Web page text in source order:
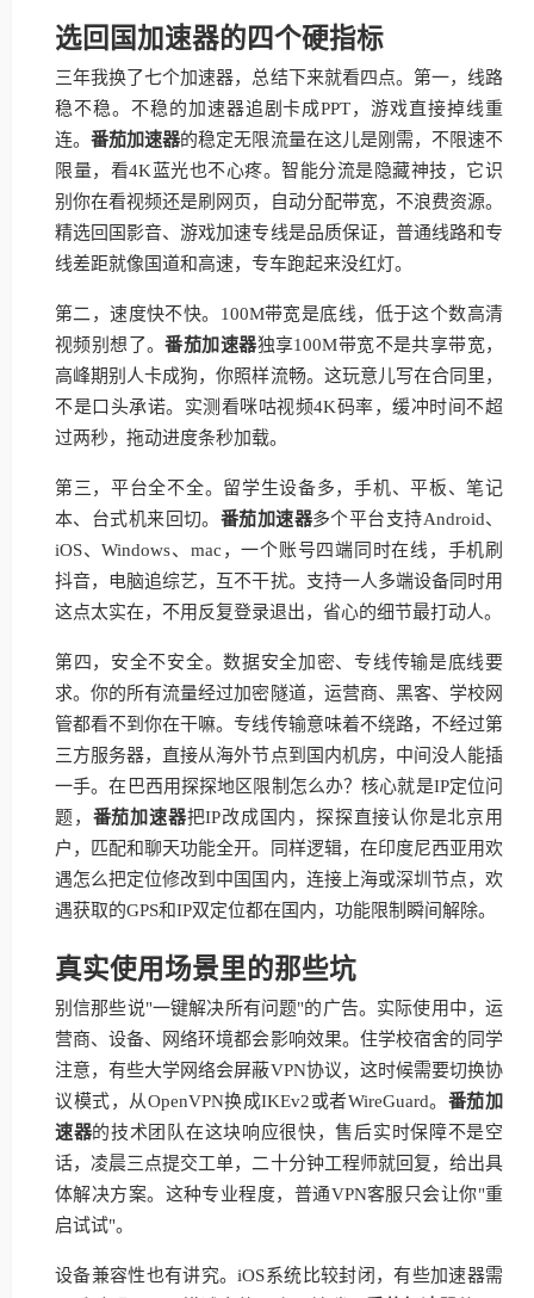
选回国加速器的四个硬指标
三年我换了七个加速器，总结下来就看四点。第一，线路
稳不稳。不稳的加速器追剧卡成PPT，游戏直接掉线重
连。番茄加速器的稳定无限流量在这儿是刚需，不限速不
限量，看4K蓝光也不心疼。智能分流是隐藏神技，它识
别你在看视频还是刷网页，自动分配带宽，不浪费资源。
精选回国影音、游戏加速专线是品质保证，普通线路和专
线差距就像国道和高速，专车跑起来没红灯。
第二，速度快不快。100M带宽是底线，低于这个数高清
视频别想了。番茄加速器独享100M带宽不是共享带宽，
高峰期别人卡成狗，你照样流畅。这玩意儿写在合同里，
不是口头承诺。实测看咪咕视频4K码率，缓冲时间不超
过两秒，拖动进度条秒加载。
第三，平台全不全。留学生设备多，手机、平板、笔记
本、台式机来回切。 番茄加速器多个平台支持Android、
iOS、Windows、mac，一个账号四端同时在线，手机刷
抖音，电脑追综艺，互不干扰。支持一人多端设备同时用
这点太实在，不用反复登录退出，省心的细节最打动人。
第四，安全不安全。数据安全加密、专线传输是底线要
求。你的所有流量经过加密隧道，运营商、黑客、学校网
管都看不到你在干嘛。专线传输意味着不绕路，不经过第
三方服务器，直接从海外节点到国内机房，中间没人能插
一手。在巴西用探探地区限制怎么办？核心就是IP定位问
题， 番茄加速器把IP改成国内，探探直接认你是北京用
户，匹配和聊天功能全开。同样逻辑，在印度尼西亚用欢
遇怎么把定位修改到中国国内，连接上海或深圳节点，欢
遇获取的GPS和IP双定位都在国内，功能限制瞬间解除。
真实使用场景里的那些坑
别信那些说"一键解决所有问题"的广告。实际使用中，运
营商、设备、网络环境都会影响效果。住学校宿舍的同学
注意，有些大学网络会屏蔽VPN协议，这时候需要切换协
议模式，从OpenVPN换成IKEv2或者WireGuard。 番茄加
速器的技术团队在这块响应很快，售后实时保障不是空
话，凌晨三点提交工单，二十分钟工程师就回复，给出具
体解决方案。这种专业程度，普通VPN客服只会让你"重
启试试"。
设备兼容性也有讲究。iOS系统比较封闭，有些加速器需